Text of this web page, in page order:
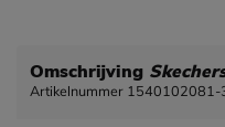
Omschrijving
Artikelnummer 1540102081-